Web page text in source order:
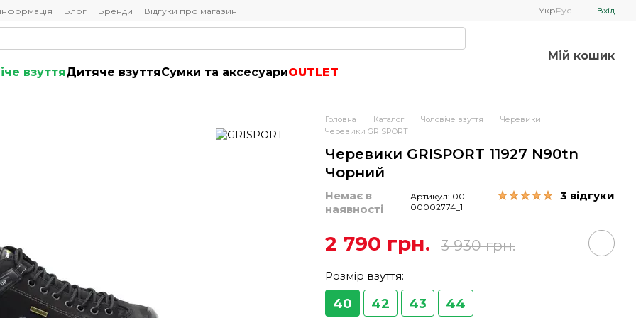
Блог Бренди Відгуки про магазин УкрРус Вхід
взуттяДитяче взуттяСумки та аксесуариOUTLET
Мій кошик
Головна Каталог Чоловіче взуття
Черевики
Черевики GRISPORT
Черевики GRISPORT 11927 N90tn
Чорний
Немає в
наявності
Артикул: 00-
00002774_1
3 відгуки
2 790 грн. 3 930 грн.
Розмір взуття:
40 42 43 44